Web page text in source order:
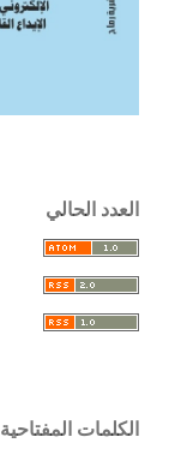
العدد الحالي
الكلمات المفتاحية